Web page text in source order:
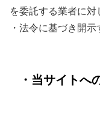
を委託する業者に対
・法令に基づき開
・当サイトへ